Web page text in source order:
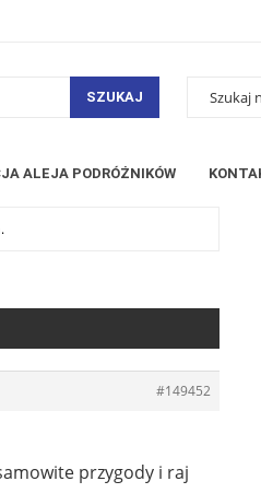
SZUKAJ
ALEJA PODRÓŻNIKÓW
.
#149452
przygody i raj